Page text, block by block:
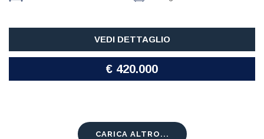
VEDI DETTAGLIO
€ 420.000
CARICA ALTRO...